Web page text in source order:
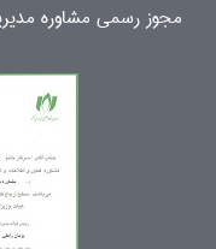
مجوز رسمی مشاوره